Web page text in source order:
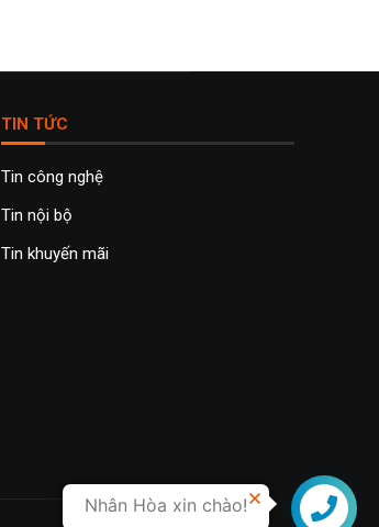
TIN TỨC
Tin công nghệ
Tin nội bộ
Tin khuyến mãi
Nhân Hòa xin chào!